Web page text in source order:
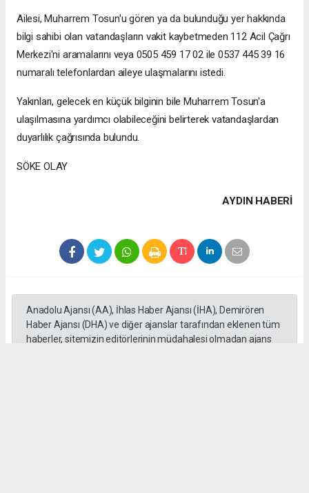
Ailesi, Muharrem Tosun'u gören ya da bulunduğu yer hakkında
bilgi sahibi olan vatandaşların vakit kaybetmeden 112 Acil Çağrı
Merkezi'ni aramalarını veya 0505 459 17 02 ile 0537 445 39 16
numaralı telefonlardan aileye ulaşmalarını istedi.
Yakınları, gelecek en küçük bilginin bile Muharrem Tosun'a
ulaşılmasına yardımcı olabileceğini belirterek vatandaşlardan
duyarlılık çağrısında bulundu.
SÖKE OLAY
AYDIN HABERİ
Anadolu Ajansı (AA), İhlas Haber Ajansı (İHA), Demirören
Haber Ajansı (DHA) ve diğer ajanslar tarafından eklenen tüm
haberler, sitemizin editörlerinin müdahalesi olmadan ajans